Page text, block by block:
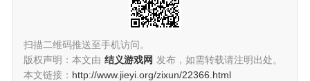
扫描二维码推送至手机访问。
版权声明：本文由 结义游戏网 发布，如需转载请注明出处。
本文链接： http://www.jieyi.org/zixun/22366.html